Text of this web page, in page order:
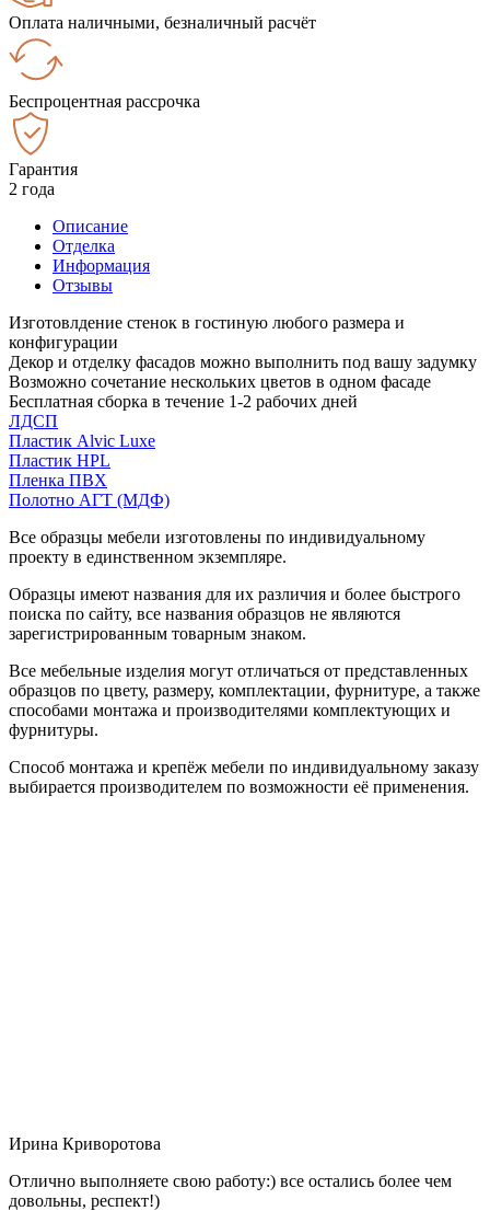
Оплата наличными, безналичный расчёт
Беспроцентная рассрочка
Гарантия
2 года
Описание
Отделка
Информация
Отзывы
Изготовлдение стенок в гостиную любого размера и
конфигурации
Декор и отделку фасадов можно выполнить под вашу задумку
Возможно сочетание нескольких цветов в одном фасаде
Бесплатная сборка в течение 1-2 рабочих дней
ЛДСП
Пластик Alvic Luxe
Пластик HPL
Пленка ПВХ
Полотно АГТ (МДФ)
Все образцы мебели изготовлены по индивидуальному
проекту в единственном экземпляре.
Образцы имеют названия для их различия и более быстрого
поиска по сайту, все названия образцов не являются
зарегистрированным товарным знаком.
Все мебельные изделия могут отличаться от представленных
образцов по цвету, размеру, комплектации, фурнитуре, а также
способами монтажа и производителями комплектующих и
фурнитуры.
Способ монтажа и крепёж мебели по индивидуальному заказу
выбирается производителем по возможности её применения.
Ирина Криворотова
Отлично выполняете свою работу:) все остались более чем
довольны, респект!)